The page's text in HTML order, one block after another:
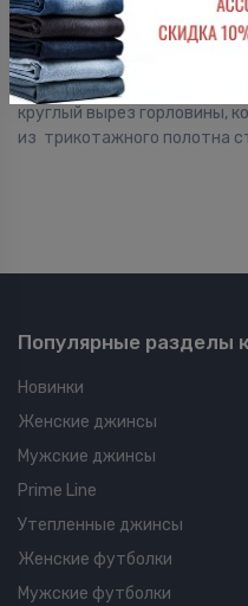
Описание
Женская футболка F5, Slim
круглый вырез горловины,
из трикотажного полотна
Популярные разделы
Новинки
Женские джинсы
Мужские джинсы
Prime Line
Утепленные джинсы
Женские футболки
Мужские футболки